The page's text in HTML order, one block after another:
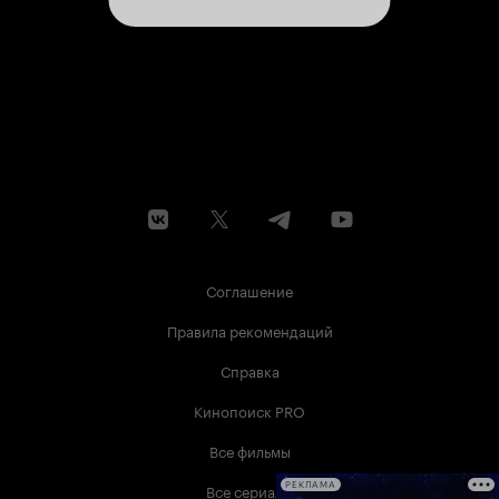
Соглашение
Правила рекомендаций
Справка
Кинопоиск PRO
Все фильмы
Все сериалыРЕКЛАМА